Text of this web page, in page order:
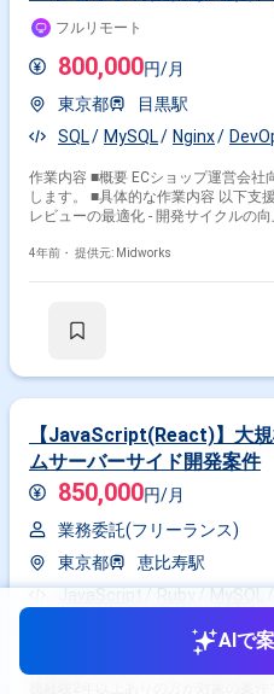
フルリモート
800,000円/月
東京都
目黒駅
SQL
MySQL Nginx
作業内容 ■概要 ECショップ運営会
します。 ■具体的な作業内容 以下支援業務 ・開発チームのアドバイザー -
レビューの最適化 - 開発サイクルの向上 ・運用チームのアドバイザー - 運
4年前・ 提供元: Midworks
【JavaScript(React)】大
ムサーバーサイド開発案件
850,000円/月
業務委託(フリーランス)
東京都
恵比寿駅
Ruby
サーバーサイドエンジニア
AIで